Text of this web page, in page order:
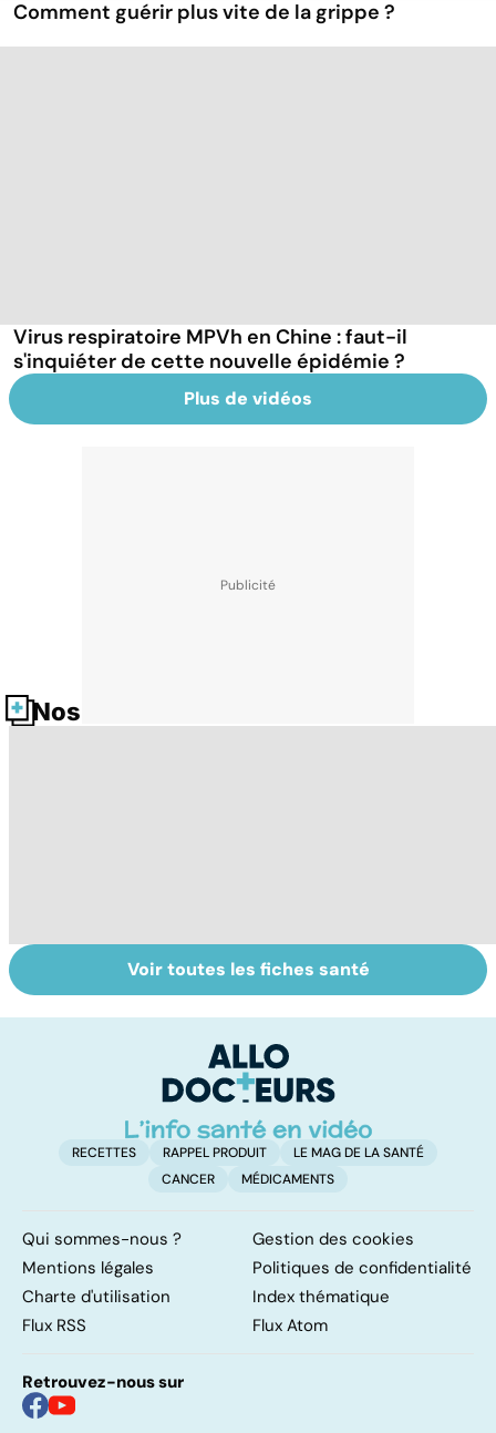
Comment guérir plus vite de la grippe ?
Virus respiratoire MPVh en Chine : faut-il
s'inquiéter de cette nouvelle épidémie ?
Plus de vidéos
Nos fiches santé
La tuberculose
pulmonaire
Tout savoir sur
les infections
Voir toutes les fiches santé
RECETTES RAPPEL PRODUIT
LE MAG DE LA SANTÉ
CANCER
MÉDICAMENTS
Qui sommes-nous ?
Gestion des cookies
Mentions légales
Politiques de confidentialité
Charte d'utilisation
Index thématique
Flux RSS
Flux Atom
Retrouvez-nous sur